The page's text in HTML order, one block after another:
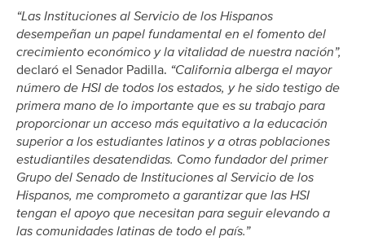
“Las Instituciones al Servicio de los Hispanos
desempeñan un papel fundamental en el fomento del
crecimiento económico y la vitalidad de nuestra nación”,
declaró el Senador Padilla. “California alberga el mayor
número de HSI de todos los estados, y he sido testigo de
primera mano de lo importante que es su trabajo para
proporcionar un acceso más equitativo a la educación
superior a los estudiantes latinos y a otras poblaciones
estudiantiles desatendidas. Como fundador del primer
Grupo del Senado de Instituciones al Servicio de los
Hispanos, me comprometo a garantizar que las HSI
tengan el apoyo que necesitan para seguir elevando a
las comunidades latinas de todo el país.”